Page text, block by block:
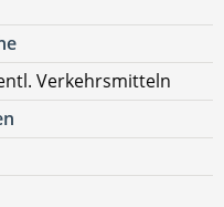
Verkehrsmitteln